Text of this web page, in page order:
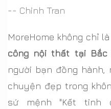
từ MoreHome
-- Chinh Tran
MoreHome không chỉ
công nội thất tại Bắc
người bạn đồng hành,
chuyện đẹp trong
sứ mệnh "Kết tinh